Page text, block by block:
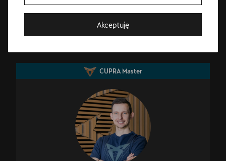
Bezpłatna jazda próbna
Przetestuj model z wybranym silnikiem i skrzynią biegów
cupra.gliwice@lellek.com.pl
CUPRA Master
Akceptuję